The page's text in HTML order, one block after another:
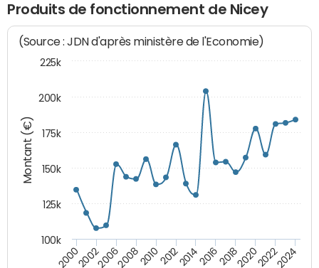
Produits de fonctionnement de Nicey
Montant (€)
(Source : JDN d'après ministère de l'Economie)
200020022006200820102012201420162018202020222024
100k
125k
150k
175k
200k
225k